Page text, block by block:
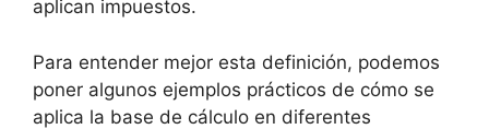
aplican impuestos.
Para entender mejor esta definición, podemos
poner algunos ejemplos prácticos de cómo se
aplica la base de cálculo en diferentes